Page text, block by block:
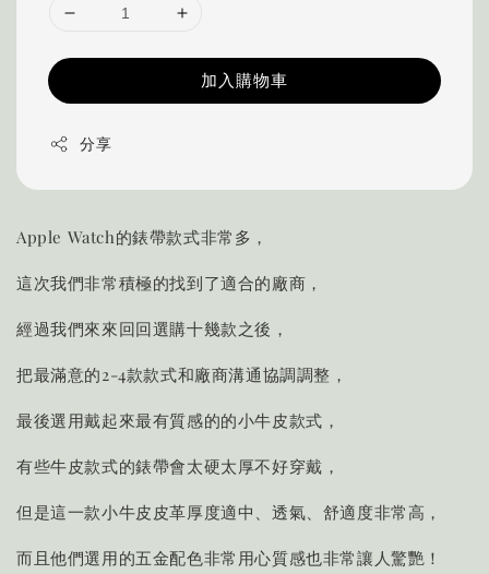
加入購物車
分享
Apple Watch的錶帶款式非常多，
這次我們非常積極的找到了適合的廠商，
經過我們來來回回選購十幾款之後，
把最滿意的2-4款款式和廠商溝通協調調整，
最後選用戴起來最有質感的的小牛皮款式，
有些牛皮款式的錶帶會太硬太厚不好穿戴，
但是這一款小牛皮皮革厚度適中、透氣、舒適度非常高，
而且他們選用的五金配色非常用心質感也非常讓人驚艷！